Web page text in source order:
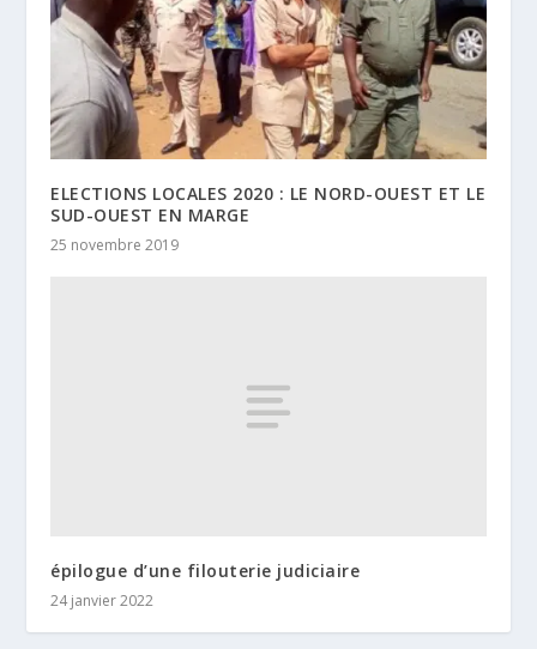
ELECTIONS LOCALES 2020 : LE NORD-OUEST ET LE
SUD-OUEST EN MARGE
25 novembre 2019
épilogue d’une filouterie judiciaire
24 janvier 2022